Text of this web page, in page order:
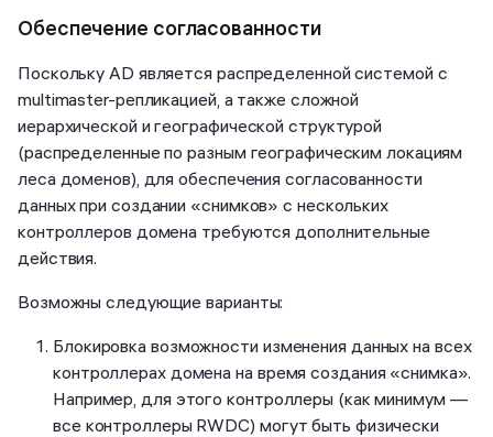
Обеспечение согласованности
Поскольку AD является распределенной системой с
multimaster-репликацией, а также сложной
иерархической и географической структурой
(распределенные по разным географическим локациям
леса доменов), для обеспечения согласованности
данных при создании «снимков» с нескольких
контроллеров домена требуются дополнительные
действия.
Возможны следующие варианты:
Блокировка возможности изменения данных на всех
контроллерах домена на время создания «снимка».
Например, для этого контроллеры (как минимум —
все контроллеры RWDC) могут быть физически